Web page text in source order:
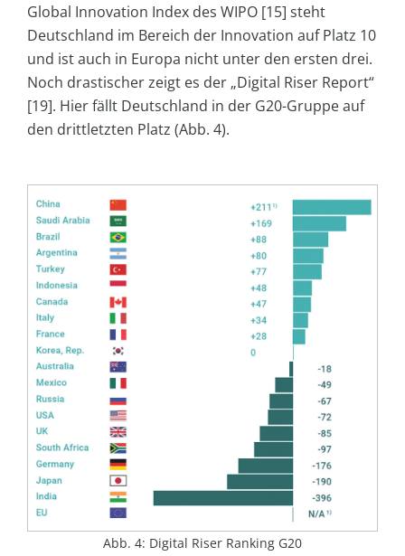
Global Innovation Index des WIPO [15] steht
Deutschland im Bereich der Innovation auf Platz 10
und ist auch in Europa nicht unter den ersten drei.
Noch drastischer zeigt es der „Digital Riser Report“
[19]. Hier fällt Deutschland in der G20-Gruppe auf
den drittletzten Platz (Abb. 4).
Abb. 4: Digital Riser Ranking G20